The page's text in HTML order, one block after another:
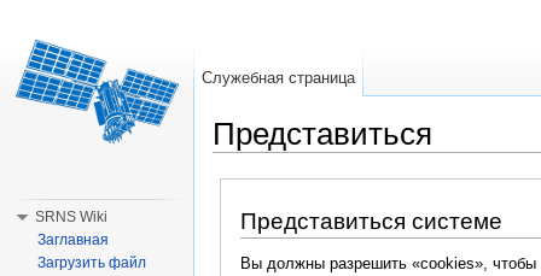
Представиться
Представиться системе
Вы должны разрешить «cookies», чтобы
Служебная страница
SRNS Wiki
Заглавная
Загрузить файл